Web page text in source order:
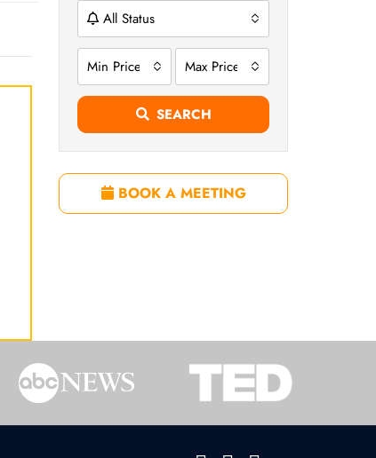
All Status
Min Price Max Price
SEARCH
BOOK A MEETING